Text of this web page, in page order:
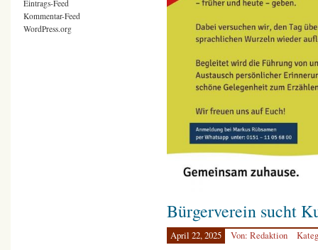
Bürgerverein sucht
April 22, 2025 Von: Redaktion
Eintrags-Feed
Kommentar-Feed
WordPress.org